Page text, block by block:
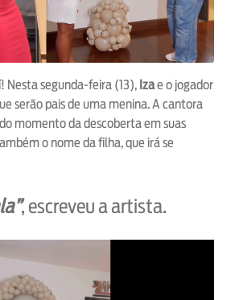
Nesta segunda-feira (13), Izae o jogador
serão pais de uma menina. A cantora
momento da descoberta em suas
o nome da filha, que irá se
, escreveu a artista.